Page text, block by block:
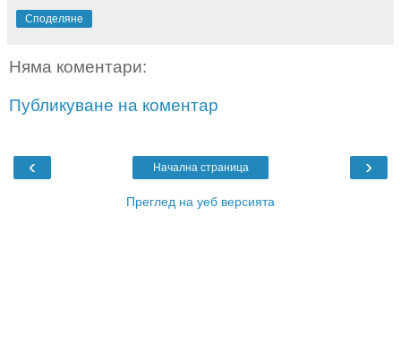
Споделяне
Няма коментари:
Публикуване на коментар
‹ ›
Начална страница
Преглед на уеб версията